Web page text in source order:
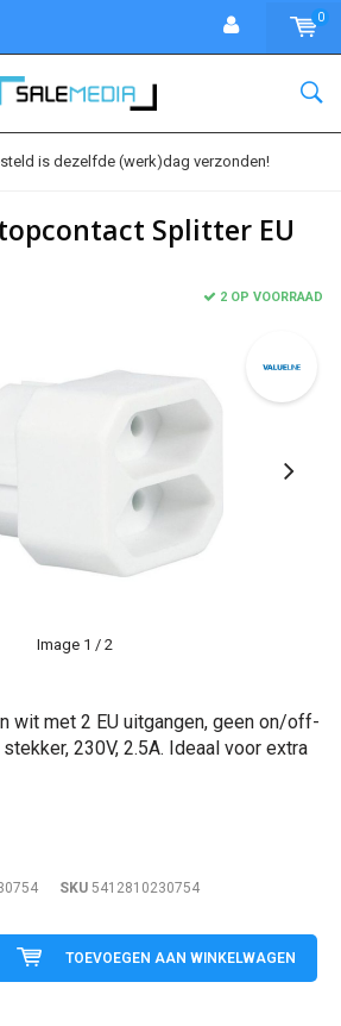
0
is dezelfde (werk)dag verzonden!
Splitter EU
2 OP VOORRAAD
Image 1 / 2
wit met 2 EU uitgangen, geen on/off-
230V, 2.5A. Ideaal voor extra
SKU 5412810230754
TOEVOEGEN AAN WINKELWAGEN